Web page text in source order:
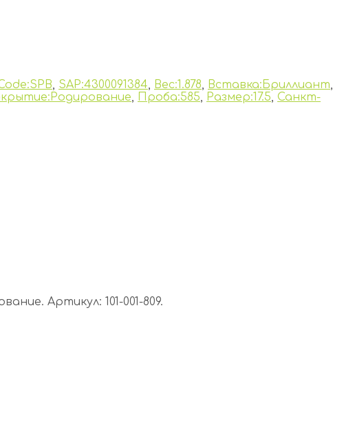
, SAP:4300091384, Вес:1.878, Вставка:Бриллиант,
, Проба:585, Размер:17.5, Санкт-
Артикул: 101-001-809.